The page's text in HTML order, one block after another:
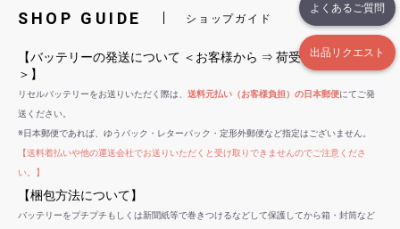
よくあるご質問
出品リクエスト
SHOP GUIDE ショップガイド
【バッテリーの発送について ＜お客様から ⇒ 荷受センターへ
＞】
リセルバッテリーをお送りいただく際は、 送料元払い（お客様負担）の日本郵便にてご発
送ください。
※日本郵便であれば、ゆうパック・レターパック・定形外郵便など指定はございません。
【送料着払いや他の運送会社でお送りいただくと受け取りできませんのでご注意くださ
い。】
【梱包方法について】
バッテリーをプチプチもしくは新聞紙等で巻きつけるなどして保護してから箱・封筒など